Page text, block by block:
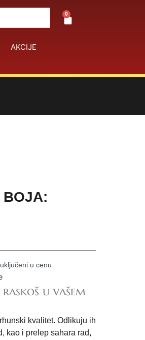
0
Cart
AKCIJE
BOJA:
u cenu.
u vašem
kvalitet. Odlikuju ih
kao i prelep sahara rad,